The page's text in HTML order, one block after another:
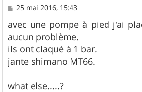
M
s
s
a
g
e
25 mai 2016, 15:43
avec une pompe à pied j'ai
aucun problème.
ils ont claqué à 1 bar.
jante shimano MT66.
what else.....?